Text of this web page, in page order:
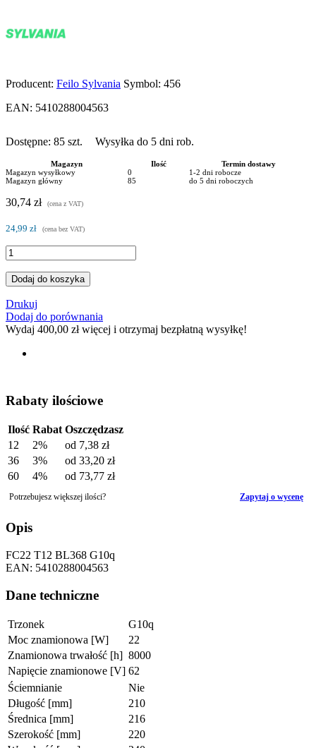
Producent: Feilo Sylvania Symbol: 456
EAN: 5410288004563
Dostępne: 85 szt. Wysyłka do 5 dni rob.
Magazyn Ilość
Termin dostawy
Magazyn wysyłkowy
0
1-2 dni robocze
Magazyn główny
85 do 5 dni roboczych
30,74 zł (cena z VAT)
24,99 zł (cena bez VAT)
Dodaj do koszyka
Drukuj
Dodaj do porównania
Wydaj 400,00 złwięcej i otrzymaj bezpłatną wysyłkę!
Rabaty ilościowe
Ilość Rabat Oszczędzasz
12
2% od 7,38 zł
36
3% od 33,20 zł
60
4% od 73,77 zł
Potrzebujesz większej ilości? Zapytaj o wycenę
Opis
FC22 T12 BL368 G10q
EAN: 5410288004563
Dane techniczne
Trzonek
G10q
Moc znamionowa [W]
22
Znamionowa trwałość [h] 8000
Napięcie znamionowe [V] 62
Ściemnianie
Nie
Długość [mm]
210
Średnica [mm]
216
Szerokość [mm]
220